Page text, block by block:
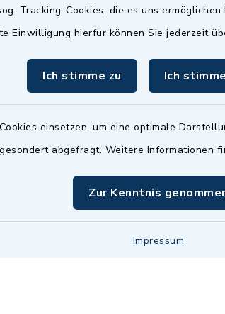
Tracking-Cookies, die es uns
Einwilligung hierfür können Sie jederzeit
Ich stimme zu Ich
einsetzen, um eine optimale
abgefragt. Weitere Informationen
Zur Kenntnis
Impressum
Uhr - allerdings
Termine sind
Sachbearbeiter)
Das